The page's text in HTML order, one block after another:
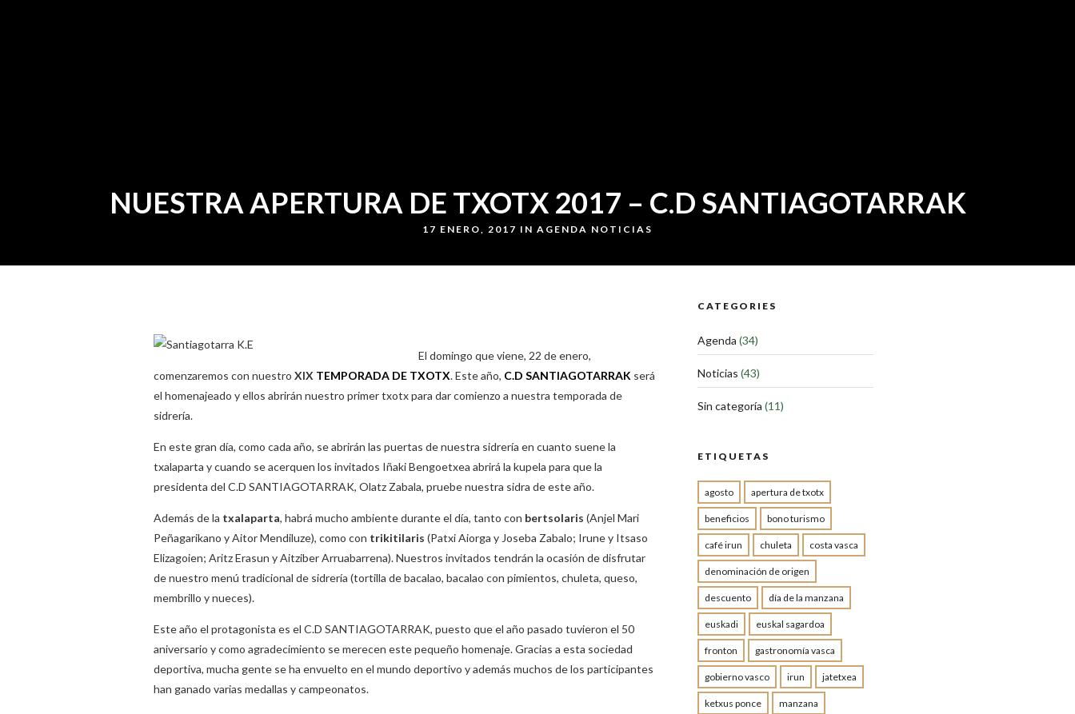
NUESTRA APERTURA DE TXOTX 2017 – C.D SANTIAGOTARRAK
17 ENERO, 2017 IN AGENDA NOTICIAS
El domingo que viene, 22 de enero,
comenzaremos con nuestro XIX TEMPORADA DE TXOTX. Este año, C.D SANTIAGOTARRAK será
el homenajeado y ellos abrirán nuestro primer txotx para dar comienzo a nuestra temporada de
sidrería.
En este gran día, como cada año, se abrirán las puertas de nuestra sidrería en cuanto suene la
txalaparta y cuando se acerquen los invitados Iñaki Bengoetxea abrirá la kupela para que la
presidenta del C.D SANTIAGOTARRAK, Olatz Zabala, pruebe nuestra sidra de este año.
Además de la txalaparta, habrá mucho ambiente durante el día, tanto con bertsolaris (Anjel Mari
Peñagarikano y Aitor Mendiluze), como con trikitilaris (Patxi Aiorga y Joseba Zabalo; Irune y Itsaso
Elizagoien; Aritz Erasun y Aitziber Arruabarrena). Nuestros invitados tendrán la ocasión de disfrutar
de nuestro menú tradicional de sidrería (tortilla de bacalao, bacalao con pimientos, chuleta, queso,
membrillo y nueces).
Este año el protagonista es el C.D SANTIAGOTARRAK, puesto que el año pasado tuvieron el 50
aniversario y como agradecimiento se merecen este pequeño homenaje. Gracias a esta sociedad
deportiva, mucha gente se ha envuelto en el mundo deportivo y además muchos de los participantes
han ganado varias medallas y campeonatos.
CATEGORIES
Agenda (34)
Noticias (43)
Sin categoría (11)
ETIQUETAS
agosto apertura de txotx
beneficios bono turismo
café irun chuleta costa vasca
denominación de origen
descuento día de la manzana
euskadi euskal sagardoa
fronton gastronomía vasca
gobierno vasco irun jatetxea
ketxus ponce manzana